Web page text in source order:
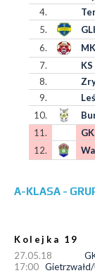
4.
5.
6.
7.
8.
9.
10.
11.
12.
A-KLASA -
Kolejka 19
27.05.18
17:00